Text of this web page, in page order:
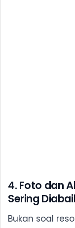
4. Foto dan
Sering
Bukan soal